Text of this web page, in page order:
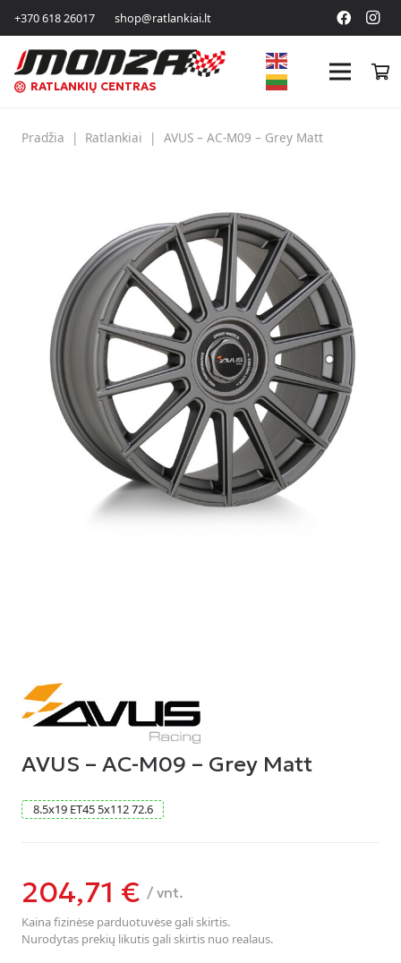
+370 618 26017 shop@ratlankiai.lt
RATLANKIŲ CENTRAS
Pradžia | Ratlankiai | AVUS – AC-M09 – Grey Matt
AVUS – AC-M09 – Grey Matt
8.5x19 ET45 5x11272.6
204,71 € / vnt.
Kaina fizinėse parduotuvėse gali skirtis.
Nurodytas prekių likutis gali skirtis nuo realaus.